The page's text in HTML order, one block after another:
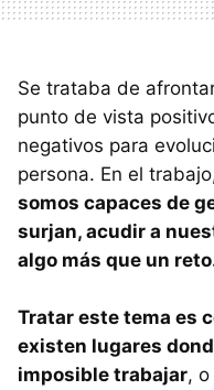
Se trataba de
punto de vista
negativos para
persona. En el
somos capaces de
surjan, acudir a
algo más que un
Tratar este tema es
existen lugares
imposible trabajar,